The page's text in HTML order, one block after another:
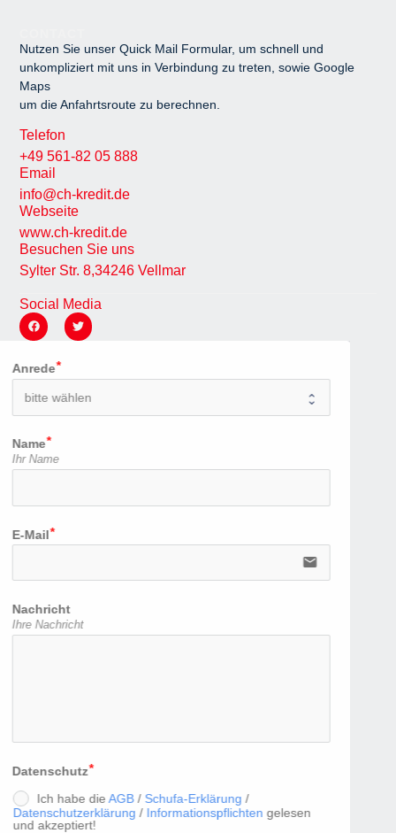
Anrede
Name
Ihr Name
E-Mail
Nachricht
Ihre Nachricht
Datenschutz
Ich habe die AGB/Schufa-Erklärung
Datenschutzerklärung/Informationspflichtengelesen
und akzeptiert!
Nutzen Sie unser Quick Mail Formular, um schnell und
unkompliziert mit uns in Verbindung zu treten, sowie Google
Maps
um die Anfahrtsroute zu berechnen.
Telefon
+49 561-82 05 888
Email
info@ch-kredit.de
Webseite
www.ch-kredit.de
Besuchen Sie uns
Sylter Str. 8,34246 Vellmar
Social Media